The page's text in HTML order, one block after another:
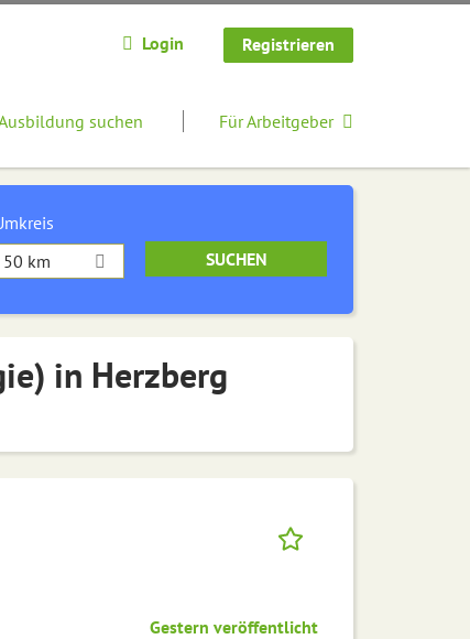
Login Registrieren
suchen Für Arbeitgeber
50 km
in Herzberg
Gestern veröffentlicht